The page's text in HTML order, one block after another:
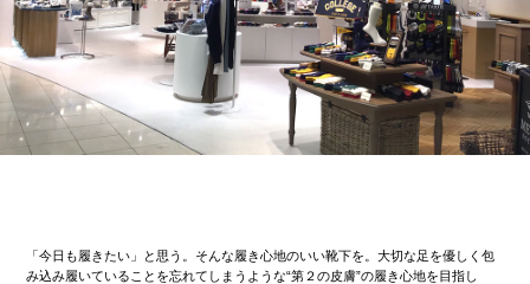
「今日も履きたい」と思う。そんな履き心地のいい靴下を。大切な足を優しく包
み込み履いていることを忘れてしまうような“第２の皮膚”の履き心地を目指し